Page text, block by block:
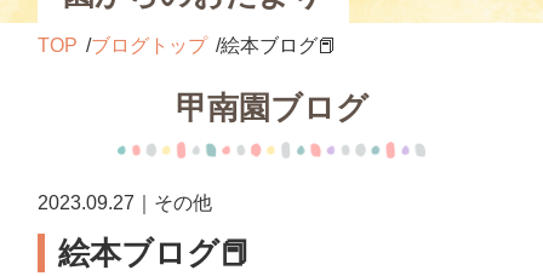
TOP ブログトップ 絵本ブログ📕
甲南園ブログ
2023.09.27｜その他
絵本ブログ📕